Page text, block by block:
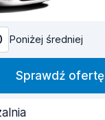
Poniżej średniej
Sprawdź ofertę